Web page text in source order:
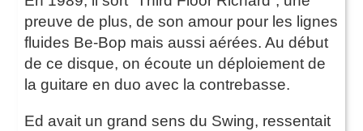
preuve de plus, de son amour pour les lignes
fluides Be-Bop mais aussi aérées. Au début
de ce disque, on écoute un déploiement de
la guitare en duo avec la contrebasse.
Ed avait un grand sens du Swing, ressentait